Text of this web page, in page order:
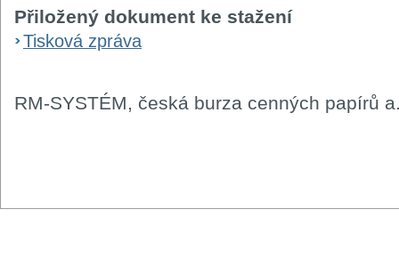
Přiložený dokument ke stažení
Tisková zpráva
RM-SYSTÉM, česká burza cenných papírů